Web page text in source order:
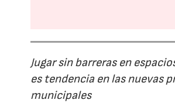
Jugar sin barreras en
es tendencia en las nuevas
municipales